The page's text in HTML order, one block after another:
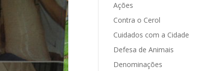
Ações
Contra o Cerol
Cuidados com a Cidade
Defesa de Animais
Denominações